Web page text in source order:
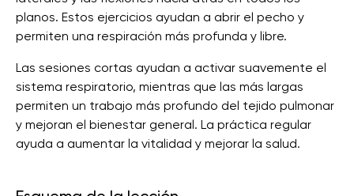
planos. Estos ejercicios ayudan a abrir el pecho y
permiten una respiración más profunda y libre.
Las sesiones cortas ayudan a activar suavemente el
sistema respiratorio, mientras que las más largas
permiten un trabajo más profundo del tejido pulmonar
y mejoran el bienestar general. La práctica regular
ayuda a aumentar la vitalidad y mejorar la salud.